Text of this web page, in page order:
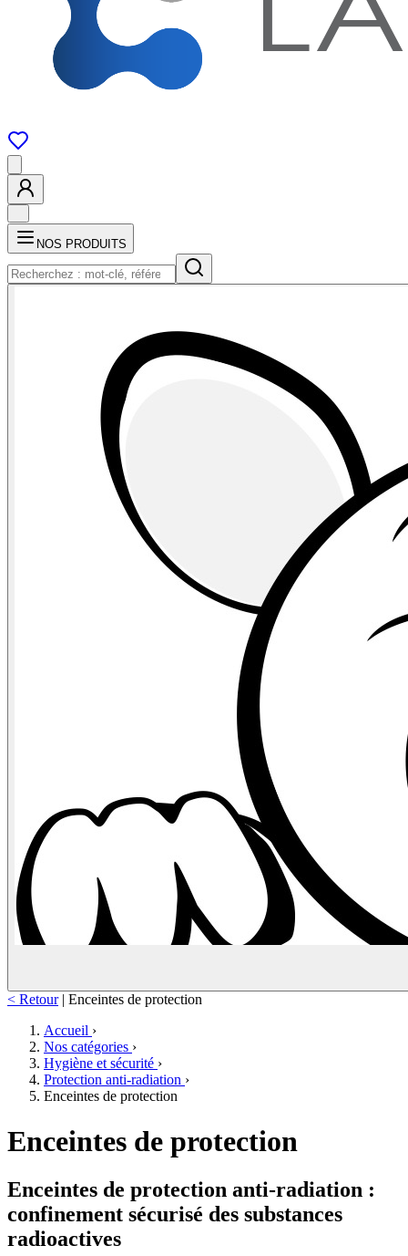
NOS PRODUITS
< Retour | Enceintes de protection
Accueil ›
Nos catégories ›
Hygiène et sécurité ›
Protection anti-radiation ›
Enceintes de protection
Enceintes de protection
Enceintes de protection anti-radiation :
confinement sécurisé des substances
radioactives